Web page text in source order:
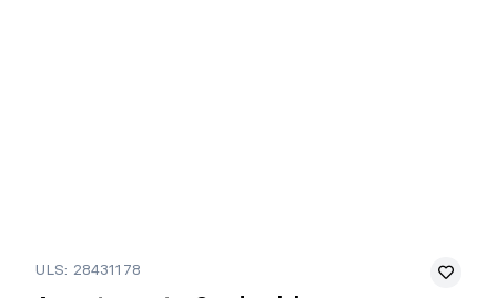
ULS: 28431178